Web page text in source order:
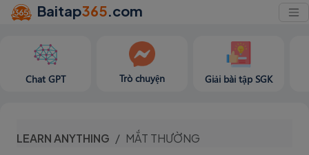
Baitap365.com
Chat GPT Trò chuyện Giải bài tập SGK
LEARN ANYTHING MẮT THƯỜNG